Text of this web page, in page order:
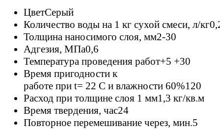
ЦветСерый
Количество воды на 1 кг сухой смеси, л/кг
Толщина наносимого слоя, мм2-30
Адгезия, МПа0,6
Температура проведения работ+5 +30
Время пригодности к
работе при t= 22 C и влажности 60%120
Расход при толщине слоя 1 мм1,3 кг/кв.м
Время твердения, час24
Повторное перемешивание через, мин.5